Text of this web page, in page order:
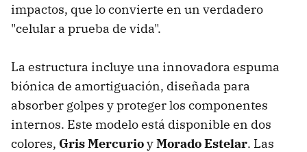
impactos, que lo convierte en un verdadero
"celular a prueba de vida".
La estructura incluye una innovadora espuma
biónica de amortiguación, diseñada para
absorber golpes y proteger los componentes
internos. Este modelo está disponible en dos
colores, Gris MercurioyMorado Estelar. Las